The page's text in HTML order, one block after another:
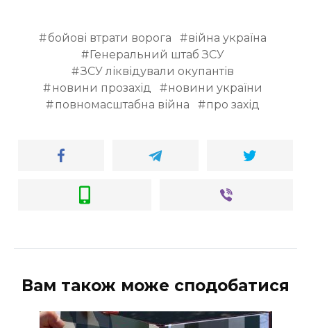
бойові втрати ворога
війна україна
Генеральний штаб ЗСУ
ЗСУ ліквідували окупантів
новини прозахід
новини україни
повномасштабна війна
про захід
Вам також може сподобатися